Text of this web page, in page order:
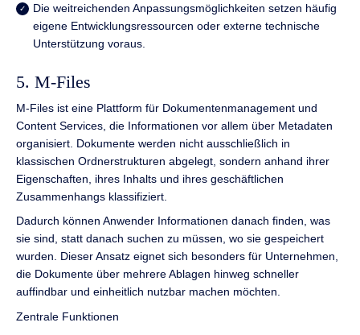
Die weitreichenden Anpassungsmöglichkeiten setzen häufig
eigene Entwicklungsressourcen oder externe technische
Unterstützung voraus.
5. M-Files
M-Files ist eine Plattform für Dokumentenmanagement und
Content Services, die Informationen vor allem über Metadaten
organisiert. Dokumente werden nicht ausschließlich in
klassischen Ordnerstrukturen abgelegt, sondern anhand ihrer
Eigenschaften, ihres Inhalts und ihres geschäftlichen
Zusammenhangs klassifiziert.
Dadurch können Anwender Informationen danach finden, was
sie sind, statt danach suchen zu müssen, wo sie gespeichert
wurden. Dieser Ansatz eignet sich besonders für Unternehmen,
die Dokumente über mehrere Ablagen hinweg schneller
auffindbar und einheitlich nutzbar machen möchten.
Zentrale Funktionen